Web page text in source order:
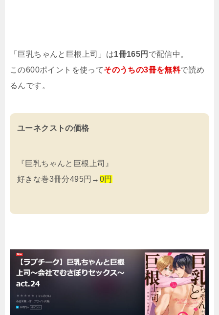
「巨乳ちゃんと巨根上司」は1冊165円 で配信中。
この600ポイントを使ってそのうちの3冊を無料で読め
るんです。
ユーネクストの価格
『巨乳ちゃんと巨根上司』
好きな巻3冊分495円→ 0円